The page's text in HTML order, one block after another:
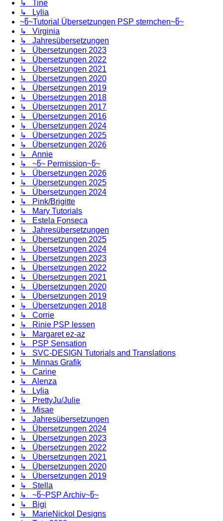
↳ Tine
↳ Lylia
~წ~Tutorial Übersetzungen PSP sternchen~წ~
↳ Virginia
↳ Jahresübersetzungen
↳ Übersetzungen 2023
↳ Übersetzungen 2022
↳ Übersetzungen 2021
↳ Übersetzungen 2020
↳ Übersetzungen 2019
↳ Übersetzungen 2018
↳ Übersetzungen 2017
↳ Übersetzungen 2016
↳ Übersetzungen 2024
↳ Übersetzungen 2025
↳ Übersetzungen 2026
↳ Annie
↳ ~წ~ Permission~წ~
↳ Übersetzungen 2026
↳ Übersetzungen 2025
↳ Übersetzungen 2024
↳ Pink/Brigitte
↳ Mary Tutorials
↳ Estela Fonseca
↳ Jahresübersetzungen
↳ Übersetzungen 2025
↳ Übersetzungen 2024
↳ Übersetzungen 2023
↳ Übersetzungen 2022
↳ Übersetzungen 2021
↳ Übersetzungen 2020
↳ Übersetzungen 2019
↳ Übersetzungen 2018
↳ Corrie
↳ Rinie PSP lessen
↳ Margaret ez-az
↳ PSP Sensation
↳ SVC-DESIGN Tutorials and Translations
↳ Minnas Grafik
↳ Carine
↳ Alenza
↳ Lylia
↳ PrettyJu/Julie
↳ Misae
↳ Jahresübersetzungen
↳ Übersetzungen 2024
↳ Übersetzungen 2023
↳ Übersetzungen 2022
↳ Übersetzungen 2021
↳ Übersetzungen 2020
↳ Übersetzungen 2019
↳ Stella
↳ ~წ~PSP Archiv~წ~
↳ Bigi
↳ MarieNickol Designs